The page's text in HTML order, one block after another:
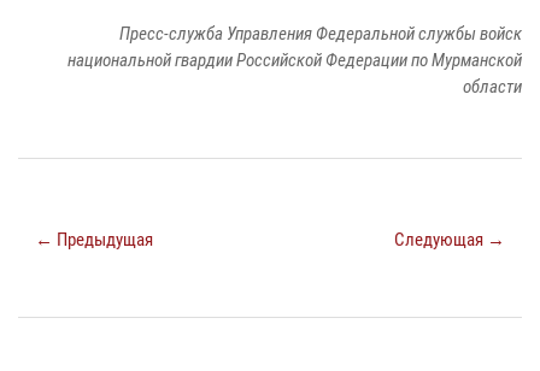
Пресс-служба Управления Федеральной службы войск
национальной гвардии Российской Федерации по Мурманской
области
← Предыдущая Следующая →